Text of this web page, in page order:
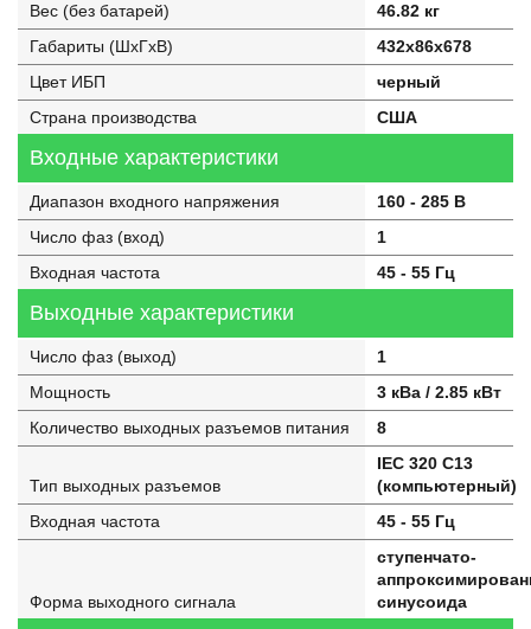
Вес (без батарей)
46.82 кг
Габариты (ШхГхВ)
432x86x678
Цвет ИБП
черный
Страна производства
США
Входные характеристики
Диапазон входного напряжения
160 - 285 В
Число фаз (вход)
1
Входная частота
45 - 55 Гц
Выходные характеристики
Число фаз (выход)
1
Мощность
3 кВа / 2.85 кВт
Количество выходных разъемов питания
8
Тип выходных разъемов
IEC 320 C13
(компьютерный)
Входная частота
45 - 55 Гц
Форма выходного сигнала
ступенчато-
синусоида